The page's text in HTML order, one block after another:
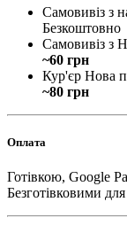
Самовивіз з
Безкоштовно
Самовивіз з
~60 грн
Кур'єр Нова
~80 грн
Оплата
Готівкою, Google
Безготівковими